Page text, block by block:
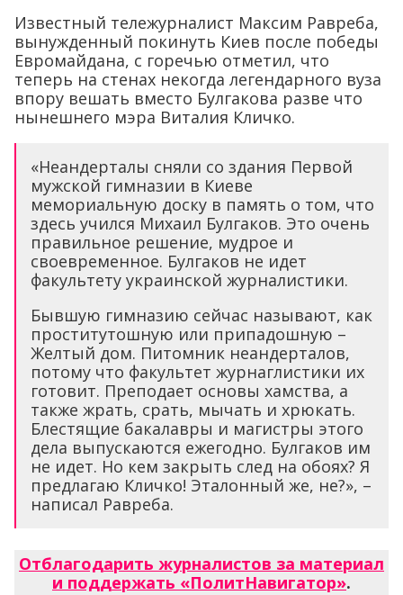
Известный тележурналист Максим Равреба,
вынужденный покинуть Киев после победы
Евромайдана, с горечью отметил, что
теперь на стенах некогда легендарного вуза
впору вешать вместо Булгакова разве что
нынешнего мэра Виталия Кличко.
«Неандерталы сняли со здания Первой
мужской гимназии в Киеве
мемориальную доску в память о том, что
здесь учился Михаил Булгаков. Это очень
правильное решение, мудрое и
своевременное. Булгаков не идет
факультету украинской журналистики.
Бывшую гимназию сейчас называют, как
проститутошную или припадошную –
Желтый дом. Питомник неандерталов,
потому что факультет журнаглистики их
готовит. Преподает основы хамства, а
также жрать, срать, мычать и хрюкать.
Блестящие бакалавры и магистры этого
дела выпускаются ежегодно. Булгаков им
не идет. Но кем закрыть след на обоях? Я
предлагаю Кличко! Эталонный же, не?», –
написал Равреба.
Отблагодарить журналистов за материал
и поддержать «ПолитНавигатор».